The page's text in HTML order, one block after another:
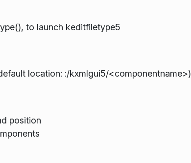
to launch keditfiletype5
location: :/kxmlgui5/<componentname>)
position